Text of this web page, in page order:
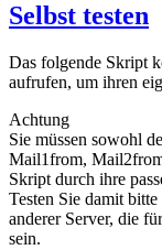
Selbst testen
Das folgende Skript
aufrufen, um ihren
Achtung
Sie müssen sowohl
Mail1from,
Skript durch ihre
Testen Sie damit
anderer Server, die
sein.